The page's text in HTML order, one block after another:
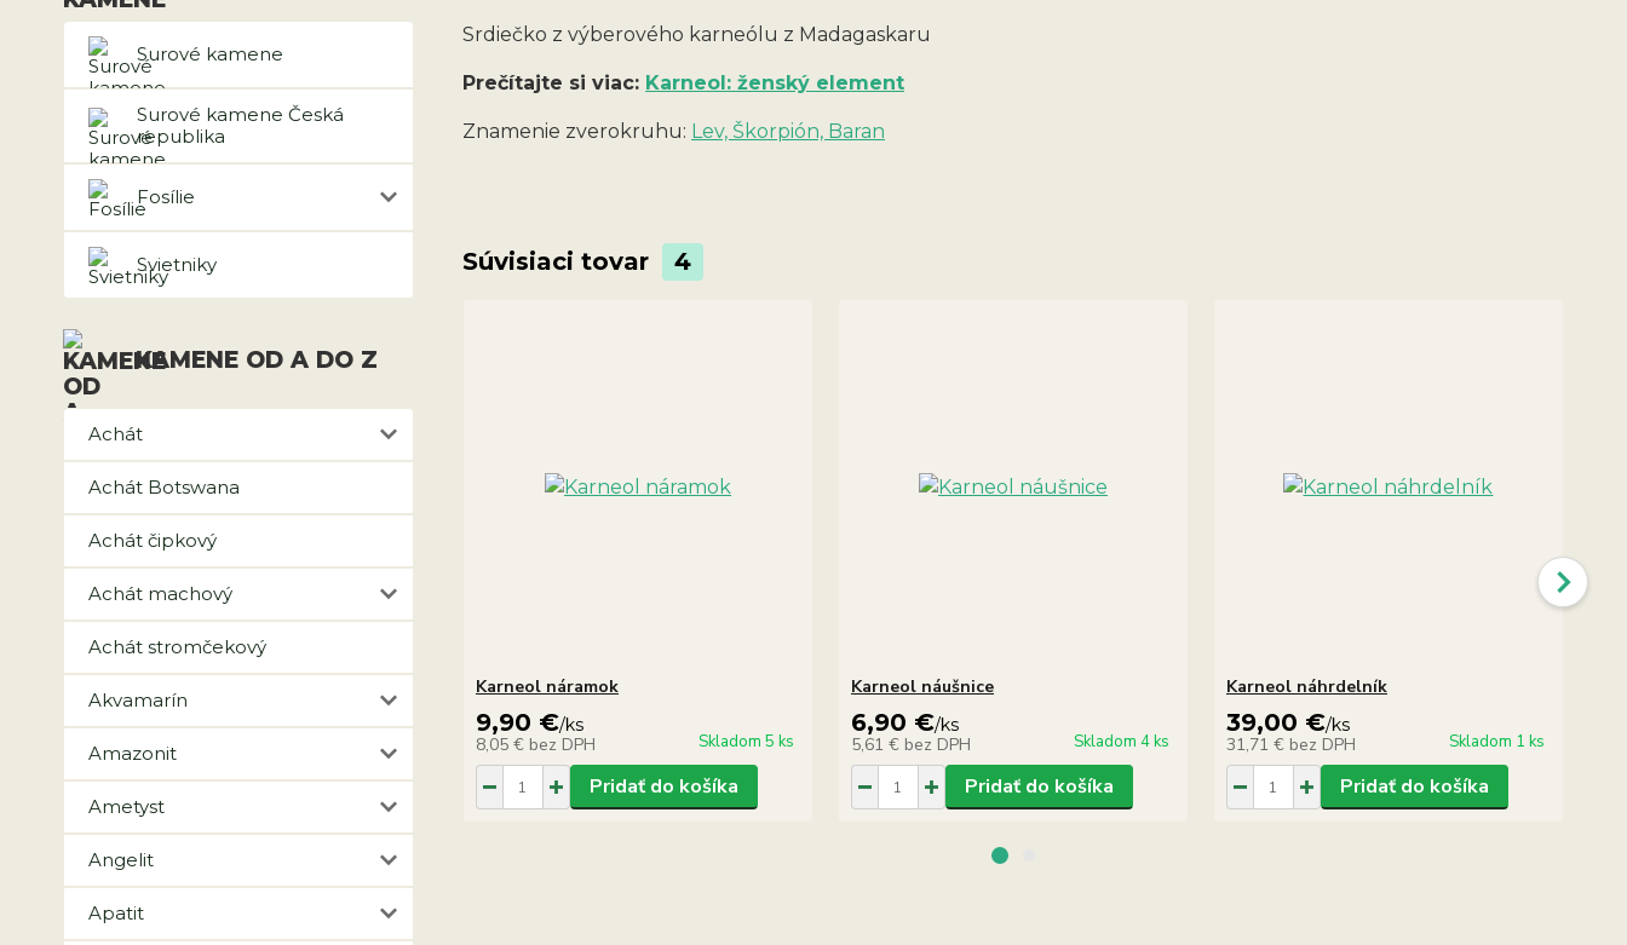
Surové kamene
Surové kamene Česká
republika
Fosílie
Svietniky
KAMENE OD A DO Z
Achát
Achát Botswana
Achát čipkový
Achát machový
Achát stromčekový
Akvamarín
Amazonit
Ametyst
Angelit
Apatit
Srdiečko z výberového karneólu z Madagaskaru
Prečítajte si viac: Karneol: ženský element
Znamenie zverokruhu: Lev, Škorpión, Baran
Súvisiaci tovar 4
Karneol náramok
9,90 €/ks
8,05 € bez DPH Skladom 5 ks
Pridať do košíka
Karneol náušnice
6,90 €/ks
5,61 € bez DPH Skladom 4 ks
Pridať do košíka
Karneol náhrdelník
39,00 €/ks
31,71 € bez DPH Skladom 1 ks
Pridať do košíka